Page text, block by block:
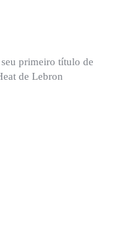
primeiro título de
de Lebron